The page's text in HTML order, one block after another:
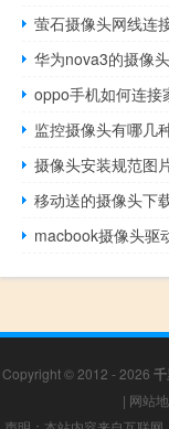
萤石摄像头网线连
华为nova3的摄像
oppo手机如何连接
监控摄像头有哪几
摄像头安装规范图
移动送的摄像头下
macbook摄像头驱
Copyright © 2012 - 2026
| 网站